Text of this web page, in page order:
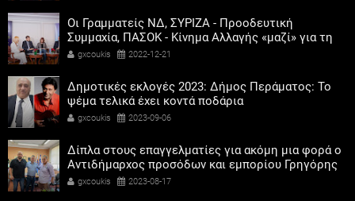
Οι Γραμματείς ΝΔ, ΣΥΡΙΖΑ - Προοδευτική
Συμμαχία, ΠΑΣΟΚ - Κίνημα Αλλαγής «μαζί» για τη
συμμετοχή των γυναικών στην πολιτική
gxcoukis 2022-12-21
Δημοτικές εκλογές 2023: Δήμος Περάματος: Το
ψέμα τελικά έχει κοντά ποδάρια
gxcoukis 2023-09-06
Δίπλα στους επαγγελματίες για ακόμη μια φορά ο
Αντιδήμαρχος προσόδων και εμπορίου Γρηγόρης
Καψοκόλης
gxcoukis 2023-08-17